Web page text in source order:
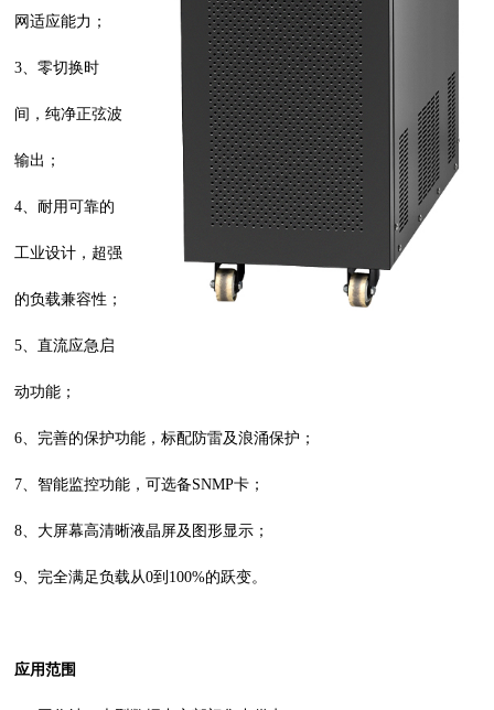
网适应能力；
3、零切换时
间，纯净正弦波
输出；
4、耐用可靠的
工业设计，超强
的负载兼容性；
5、直流应急启
动功能；
6、完善的保护功能，标配防雷及浪涌保护；
7、智能监控功能，可选备SNMP卡；
8、大屏幕高清晰液晶屏及图形显示；
9、完全满足负载从0到100%的跃变。
应用范围